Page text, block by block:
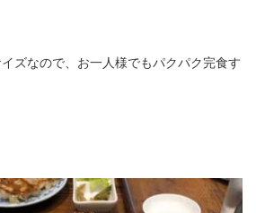
ズなので、お一人様でもパクパク完食す